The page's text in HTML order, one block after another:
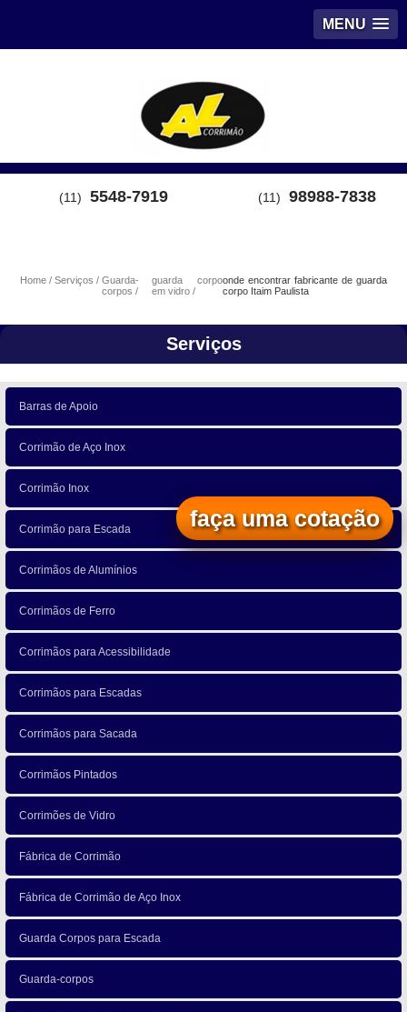
MENU
(11) 5548-7919 (11) 98988-7838
Home Serviços
Guarda-
corpos
guarda corpo
em vidro
onde encontrar fabricante de guarda
corpo Itaim Paulista
Serviços
Barras de Apoio
Corrimão de Aço Inox
Corrimão Inox
Corrimão para Escada
Corrimãos de Alumínios
Corrimãos de Ferro
Corrimãos para Acessibilidade
Corrimãos para Escadas
Corrimãos para Sacada
Corrimãos Pintados
Corrimões de Vidro
Fábrica de Corrimão
Fábrica de Corrimão de Aço Inox
Guarda Corpos para Escada
Guarda-corpos
faça uma cotação